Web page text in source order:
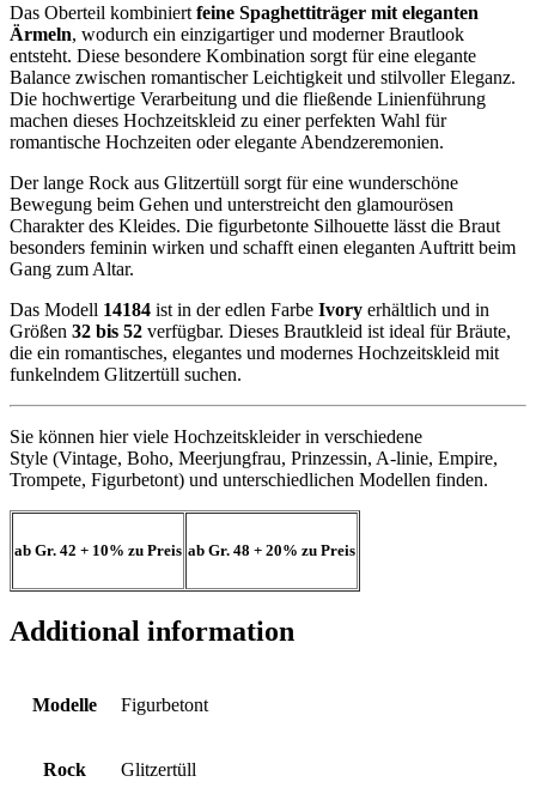
Das Oberteil kombiniert feine Spaghettiträger mit eleganten
Ärmeln, wodurch ein einzigartiger und moderner Brautlook
entsteht. Diese besondere Kombination sorgt für eine elegante
Balance zwischen romantischer Leichtigkeit und stilvoller Eleganz.
Die hochwertige Verarbeitung und die fließende Linienführung
machen dieses Hochzeitskleid zu einer perfekten Wahl für
romantische Hochzeiten oder elegante Abendzeremonien.
Der lange Rock aus Glitzertüll sorgt für eine wunderschöne
Bewegung beim Gehen und unterstreicht den glamourösen
Charakter des Kleides. Die figurbetonte Silhouette lässt die Braut
besonders feminin wirken und schafft einen eleganten Auftritt beim
Gang zum Altar.
Das Modell 14184 ist in der edlen Farbe Ivory erhältlich und in
Größen 32 bis 52 verfügbar. Dieses Brautkleid ist ideal für Bräute,
die ein romantisches, elegantes und modernes Hochzeitskleid mit
funkelndem Glitzertüll suchen.
Sie können hier viele Hochzeitskleider in verschiedene
Style (Vintage, Boho, Meerjungfrau, Prinzessin, A-linie, Empire,
Trompete, Figurbetont) und unterschiedlichen Modellen finden.
ab Gr. 42 + 10% zu Preis ab Gr. 48 + 20% zu Preis
Additional information
Modelle Figurbetont
Rock Glitzertüll